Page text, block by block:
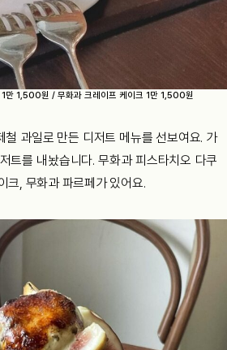
1만 1,500원 / 무화과 크레이프 케이크 1만 1,500원
철 과일로 만든 디저트 메뉴를 선보여요. 가
트를 내놨습니다. 무화과 피스타치오 다쿠
크, 무화과 파르페가 있어요.